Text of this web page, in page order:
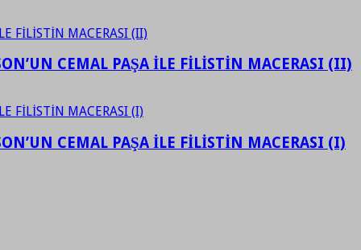
CEMAL PAŞA İLE FİLİSTİN MACERASI (II)
CEMAL PAŞA İLE FİLİSTİN MACERASI (I)